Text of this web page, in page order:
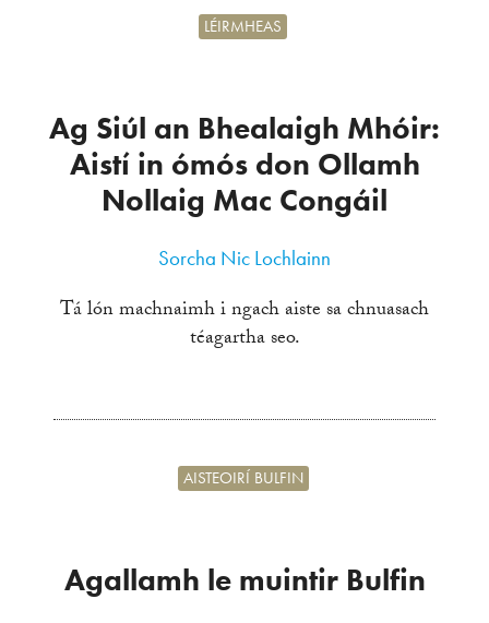
Ag Siúl an Bhealaigh Mhóir:
Aistí in ómós don Ollamh
Nollaig Mac Congáil
LÉIRMHEAS
Sorcha Nic Lochlainn
Tá lón machnaimh i ngach aiste sa chnuasach
téagartha seo.
Agallamh le muintir Bulfin
AISTEOIRÍ BULFIN